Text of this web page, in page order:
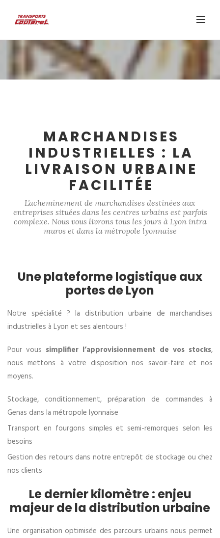
MARCHANDISES
INDUSTRIELLES : LA
LIVRAISON URBAINE
FACILITÉE
L’acheminement de marchandises destinées aux
entreprises situées dans les centres urbains est parfois
complexe. Nous vous livrons tous les jours à Lyon intra
muros et dans la métropole lyonnaise
Une plateforme logistique aux
portes de Lyon
Notre spécialité ? la distribution urbaine de marchandises
industrielles à Lyon et ses alentours !
Pour vous simplifier l’approvisionnement de vos stocks,
nous mettons à votre disposition nos savoir-faire et nos
moyens.
Stockage, conditionnement, préparation de commandes à
Genas dans la métropole lyonnaise
Transport en fourgons simples et semi-remorques selon les
besoins
Gestion des retours dans notre entrepôt de stockage ou chez
nos clients
Le dernier kilomètre : enjeu
majeur de la distribution urbaine
Une organisation optimisée des parcours urbains nous permet